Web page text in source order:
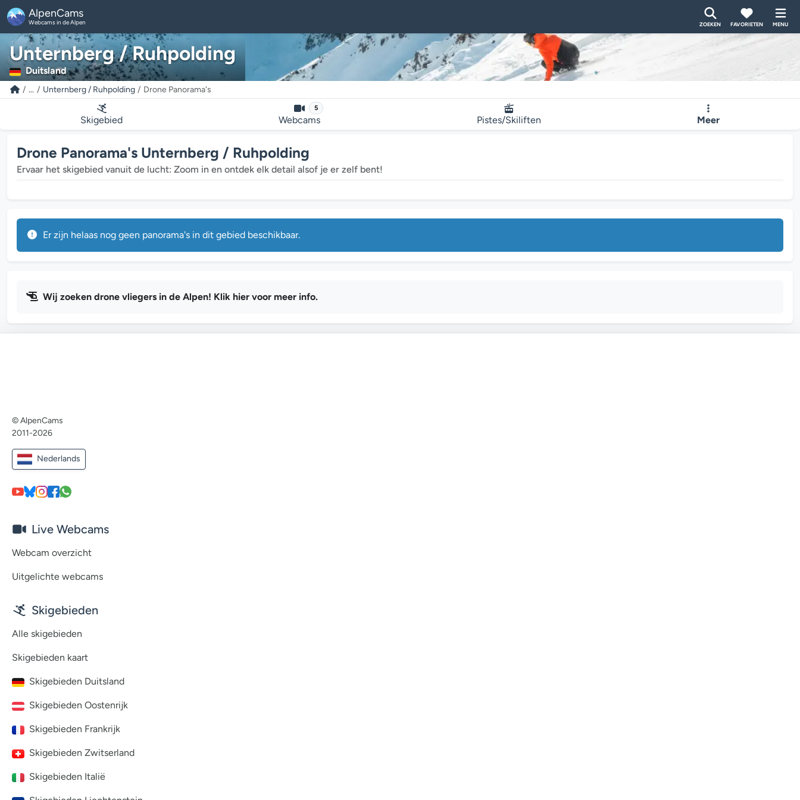
AlpenCams
Webcams in de Alpen ZOEKEN FAVORIETEN MENU
Unternberg / Ruhpolding
Duitsland
... Unternberg / Ruhpolding Drone Panorama's
Skigebied
5
Webcams Pistes/Skiliften Meer
Drone Panorama's Unternberg / Ruhpolding
Ervaar het skigebied vanuit de lucht: Zoom in en ontdek elk detail alsof je er zelf bent!
Er zijn helaas nog geen panorama's in dit gebied beschikbaar.
Wij zoeken drone vliegers in de Alpen! Klik hier voor meer info.
© AlpenCams
2011-2026
Nederlands
Live Webcams
Webcam overzicht
Uitgelichte webcams
Skigebieden
Alle skigebieden
Skigebieden kaart
Skigebieden Duitsland
Skigebieden Oostenrijk
Skigebieden Frankrijk
Skigebieden Zwitserland
Skigebieden Italië